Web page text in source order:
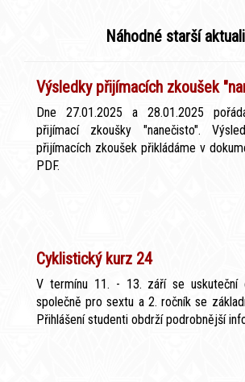
Náhodné starší
Výsledky přijímacích zkoušek
Dne 27.01.2025 a 28.01.2025
přijímací zkoušky "nanečisto".
přijímacích zkoušek přikládáme v
PDF.
Cyklistický kurz 24
V termínu 11. - 13. září se uskuteční
společně pro sextu a 2. ročník se
Přihlášení studenti obdrží podrobnější